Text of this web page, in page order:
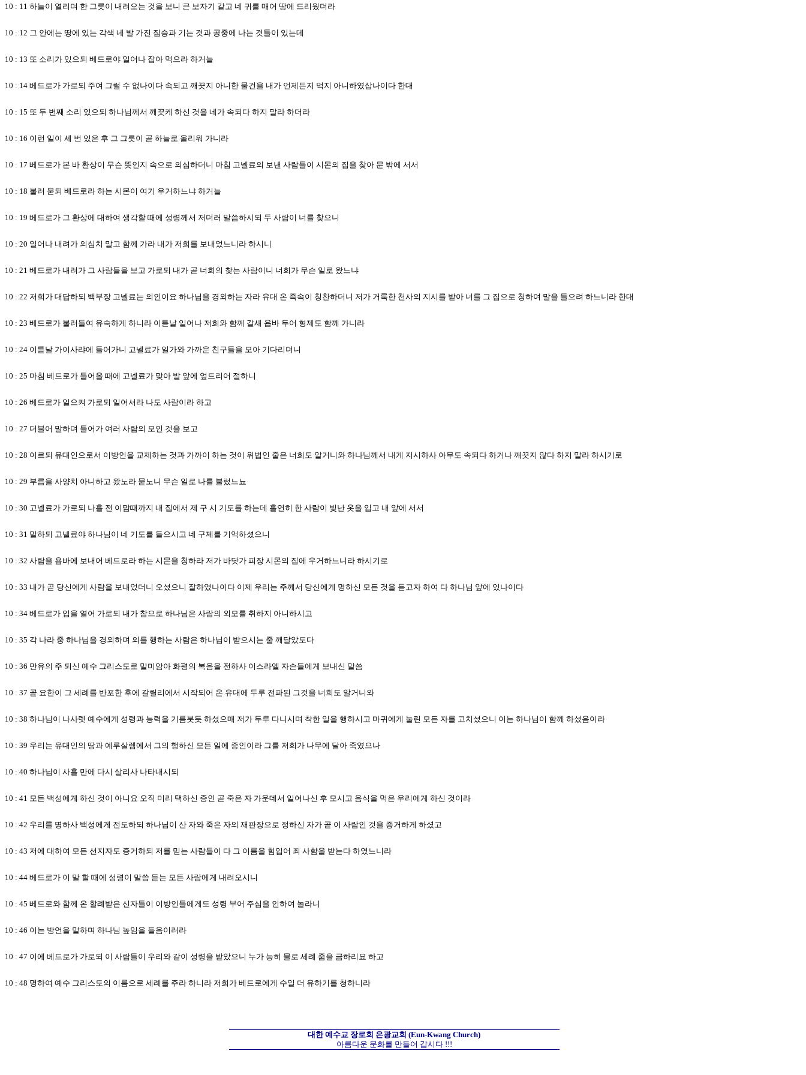
10 : 11 하늘이 열리며 한 그릇이 내려오는 것을 보니 큰 보자기 같고 네 귀를 매어 땅에 드리웠더라
10 : 12 그 안에는 땅에 있는 각색 네 발 가진 짐승과 기는 것과 공중에 나는 것들이 있는데
10 : 13 또 소리가 있으되 베드로야 일어나 잡아 먹으라 하거늘
10 : 14 베드로가 가로되 주여 그럴 수 없나이다 속되고 깨끗지 아니한 물건을 내가 언제든지 먹지 아니하였삽나이다 한대
10 : 15 또 두 번째 소리 있으되 하나님께서 깨끗케 하신 것을 네가 속되다 하지 말라 하더라
10 : 16 이런 일이 세 번 있은 후 그 그릇이 곧 하늘로 올리워 가니라
10 : 17 베드로가 본 바 환상이 무슨 뜻인지 속으로 의심하더니 마침 고넬료의 보낸 사람들이 시몬의 집을 찾아 문 밖에 서서
10 : 18 불러 묻되 베드로라 하는 시몬이 여기 우거하느냐 하거늘
10 : 19 베드로가 그 환상에 대하여 생각할 때에 성령께서 저더러 말씀하시되 두 사람이 너를 찾으니
10 : 20 일어나 내려가 의심치 말고 함께 가라 내가 저희를 보내었느니라 하시니
10 : 21 베드로가 내려가 그 사람들을 보고 가로되 내가 곧 너희의 찾는 사람이니 너희가 무슨 일로 왔느냐
10 : 22 저희가 대답하되 백부장 고넬료는 의인이요 하나님을 경외하는 자라 유대 온 족속이 칭찬하더니 저가 거룩한 천사의 지시를 받아 너를 그 집으로 청하여 말을 들으려 하느니라 한대
10 : 23 베드로가 불러들여 유숙하게 하니라 이튿날 일어나 저희와 함께 갈새 욥바 두어 형제도 함께 가니라
10 : 24 이튿날 가이사랴에 들어가니 고넬료가 일가와 가까운 친구들을 모아 기다리더니
10 : 25 마침 베드로가 들어올 때에 고넬료가 맞아 발 앞에 엎드리어 절하니
10 : 26 베드로가 일으켜 가로되 일어서라 나도 사람이라 하고
10 : 27 더불어 말하며 들어가 여러 사람의 모인 것을 보고
10 : 28 이르되 유대인으로서 이방인을 교제하는 것과 가까이 하는 것이 위법인 줄은 너희도 알거니와 하나님께서 내게 지시하사 아무도 속되다 하거나 깨끗지 않다 하지 말라 하시기로
10 : 29 부름을 사양치 아니하고 왔노라 묻노니 무슨 일로 나를 불렀느뇨
10 : 30 고넬료가 가로되 나흘 전 이맘때까지 내 집에서 제 구 시 기도를 하는데 홀연히 한 사람이 빛난 옷을 입고 내 앞에 서서
10 : 31 말하되 고넬료야 하나님이 네 기도를 들으시고 네 구제를 기억하셨으니
10 : 32 사람을 욥바에 보내어 베드로라 하는 시몬을 청하라 저가 바닷가 피장 시몬의 집에 우거하느니라 하시기로
10 : 33 내가 곧 당신에게 사람을 보내었더니 오셨으니 잘하였나이다 이제 우리는 주께서 당신에게 명하신 모든 것을 듣고자 하여 다 하나님 앞에 있나이다
10 : 34 베드로가 입을 열어 가로되 내가 참으로 하나님은 사람의 외모를 취하지 아니하시고
10 : 35 각 나라 중 하나님을 경외하며 의를 행하는 사람은 하나님이 받으시는 줄 깨달았도다
10 : 36 만유의 주 되신 예수 그리스도로 말미암아 화평의 복음을 전하사 이스라엘 자손들에게 보내신 말씀
10 : 37 곧 요한이 그 세례를 반포한 후에 갈릴리에서 시작되어 온 유대에 두루 전파된 그것을 너희도 알거니와
10 : 38 하나님이 나사렛 예수에게 성령과 능력을 기름붓듯 하셨으매 저가 두루 다니시며 착한 일을 행하시고 마귀에게 눌린 모든 자를 고치셨으니 이는 하나님이 함께 하셨음이라
10 : 39 우리는 유대인의 땅과 예루살렘에서 그의 행하신 모든 일에 증인이라 그를 저희가 나무에 달아 죽였으나
10 : 40 하나님이 사흘 만에 다시 살리사 나타내시되
10 : 41 모든 백성에게 하신 것이 아니요 오직 미리 택하신 증인 곧 죽은 자 가운데서 일어나신 후 모시고 음식을 먹은 우리에게 하신 것이라
10 : 42 우리를 명하사 백성에게 전도하되 하나님이 산 자와 죽은 자의 재판장으로 정하신 자가 곧 이 사람인 것을 증거하게 하셨고
10 : 43 저에 대하여 모든 선지자도 증거하되 저를 믿는 사람들이 다 그 이름을 힘입어 죄 사함을 받는다 하였느니라
10 : 44 베드로가 이 말 할 때에 성령이 말씀 듣는 모든 사람에게 내려오시니
10 : 45 베드로와 함께 온 할례받은 신자들이 이방인들에게도 성령 부어 주심을 인하여 놀라니
10 : 46 이는 방언을 말하며 하나님 높임을 들음이러라
10 : 47 이에 베드로가 가로되 이 사람들이 우리와 같이 성령을 받았으니 누가 능히 물로 세례 줌을 금하리요 하고
10 : 48 명하여 예수 그리스도의 이름으로 세례를 주라 하니라 저희가 베드로에게 수일 더 유하기를 청하니라
대한 예수교 장로회 은광교회 (Eun-Kwang Church)
아름다운 문화를 만들어 갑시다 !!!